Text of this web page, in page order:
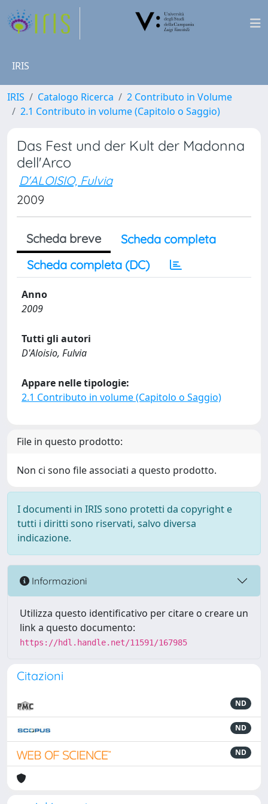
IRIS
IRIS Catalogo Ricerca
2 Contributo in Volume
2.1 Contributo in volume (Capitolo o Saggio)
Das Fest und der Kult der Madonna
dell'Arco
D'ALOISIO, Fulvia
2009
Scheda breve
Scheda completa
Scheda completa (DC)
Anno
2009
Tutti gli autori
D'Aloisio, Fulvia
Appare nelle tipologie:
2.1 Contributo in volume (Capitolo o Saggio)
File in questo prodotto:
Non ci sono file associati a questo prodotto.
I documenti in IRIS sono protetti da copyright e
tutti i diritti sono riservati, salvo diversa
indicazione.
Informazioni
Utilizza questo identificativo per citare o creare un
link a questo documento:
https://hdl.handle.net/11591/167985
Citazioni
ND
ND
ND